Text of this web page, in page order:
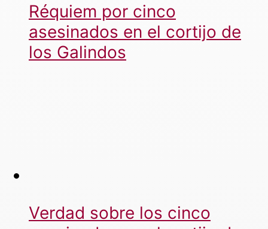
Réquiem por cinco
asesinados en el cortijo de
los Galindos
Verdad sobre los cinco